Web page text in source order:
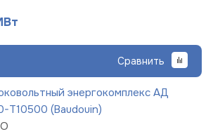
Сравнить
энергокомплекс АД
Т10500 (Baudouin)